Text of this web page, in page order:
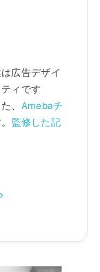
広告デザイ
ィです
、 Amebaチ
監修した記